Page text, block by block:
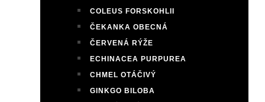
COLEUS FORSKOHLII
ČEKANKA OBECNÁ
ČERVENÁ RÝŽE
ECHINACEA PURPUREA
CHMEL OTÁČIVÝ
GINKGO BILOBA